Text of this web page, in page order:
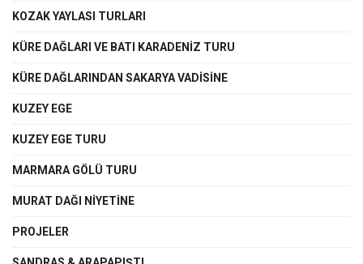
KOZAK YAYLASI TURLARI
KÜRE DAĞLARI VE BATI KARADENİZ TURU
KÜRE DAĞLARINDAN SAKARYA VADİSİNE
KUZEY EGE
KUZEY EGE TURU
MARMARA GÖLÜ TURU
MURAT DAĞI NİYETİNE
PROJELER